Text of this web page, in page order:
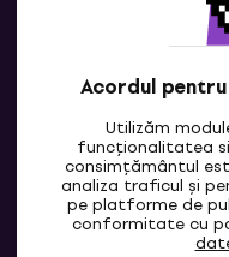
Acordul
Utilizăm
funcționalitatea
consimțământul
analiza traficul și
pe platforme de
conformitate cu